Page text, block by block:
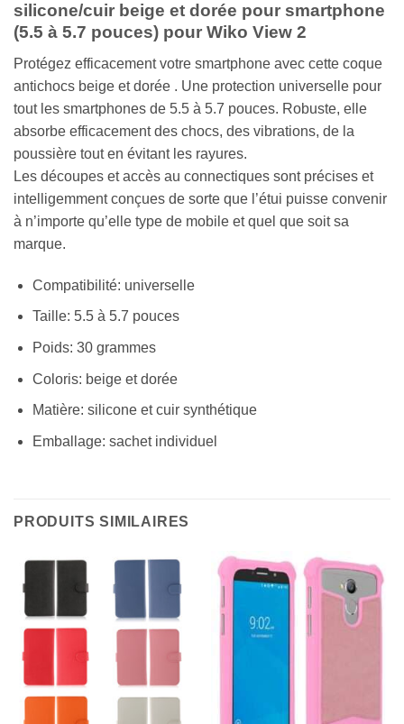
silicone/cuir beige et dorée pour smartphone
(5.5 à 5.7 pouces) pour Wiko View 2
Protégez efficacement votre smartphone avec cette coque
antichocs beige et dorée . Une protection universelle pour
tout les smartphones de 5.5 à 5.7 pouces. Robuste, elle
absorbe efficacement des chocs, des vibrations, de la
poussière tout en évitant les rayures.
Les découpes et accès au connectiques sont précises et
intelligemment conçues de sorte que l’étui puisse convenir
à n’importe qu’elle type de mobile et quel que soit sa
marque.
Compatibilité: universelle
Taille: 5.5 à 5.7 pouces
Poids: 30 grammes
Coloris: beige et dorée
Matière: silicone et cuir synthétique
Emballage: sachet individuel
PRODUITS SIMILAIRES